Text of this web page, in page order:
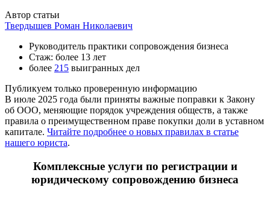
Автор статьи
Твердышев Роман Николаевич
Руководитель практики сопровождения бизнеса
Стаж: более 13 лет
более 215 выигранных дел
Публикуем только проверенную информацию
В июле 2025 года были приняты важные поправки к Закону
об ООО, меняющие порядок учреждения обществ, а также
правила о преимущественном праве покупки доли в уставном
капитале. Читайте подробнее о новых правилах в статье
нашего юриста.
Комплексные услуги по регистрации и
юридическому сопровождению бизнеса